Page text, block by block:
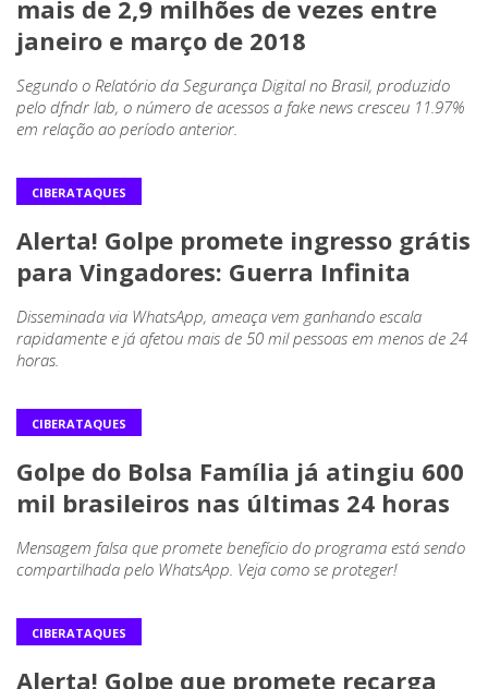
mais de 2,9 milhões de vezes entre
janeiro e março de 2018
Segundo o Relatório da Segurança Digital no Brasil, produzido
pelo dfndr lab, o número de acessos a fake news cresceu 11.97%
em relação ao período anterior.
CIBERATAQUES
Alerta! Golpe promete ingresso grátis
para Vingadores: Guerra Infinita
Disseminada via WhatsApp, ameaça vem ganhando escala
rapidamente e já afetou mais de 50 mil pessoas em menos de 24
horas.
CIBERATAQUES
Golpe do Bolsa Família já atingiu 600
mil brasileiros nas últimas 24 horas
Mensagem falsa que promete benefício do programa está sendo
compartilhada pelo WhatsApp. Veja como se proteger!
CIBERATAQUES
Alerta! Golpe que promete recarga